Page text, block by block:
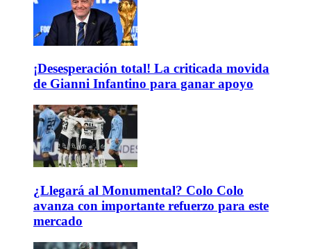
¡Desesperación total! La criticada movida
de Gianni Infantino para ganar apoyo
¿Llegará al Monumental? Colo Colo
avanza con importante refuerzo para este
mercado